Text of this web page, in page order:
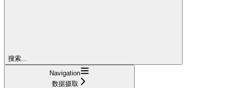
搜索...
Navigation
数据摄取